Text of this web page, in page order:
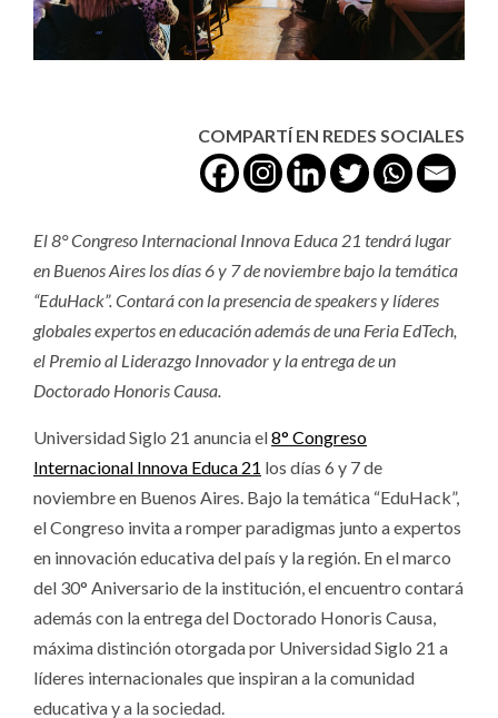
COMPARTÍ EN REDES SOCIALES
El 8° Congreso Internacional Innova Educa 21 tendrá lugar
en Buenos Aires los días 6 y 7 de noviembre bajo la temática
“EduHack”. Contará con la presencia de speakers y líderes
globales expertos en educación además de una Feria EdTech,
el Premio al Liderazgo Innovador y la entrega de un
Doctorado Honoris Causa.
Universidad Siglo 21 anuncia el8° Congreso
Internacional Innova Educa 21 los días 6 y 7 de
noviembre en Buenos Aires. Bajo la temática “EduHack”,
el Congreso invita a romper paradigmas junto a expertos
en innovación educativa del país y la región. En el marco
del 30° Aniversario de la institución, el encuentro contará
además con la entrega del Doctorado Honoris Causa,
máxima distinción otorgada por Universidad Siglo 21 a
líderes internacionales que inspiran a la comunidad
educativa y a la sociedad.